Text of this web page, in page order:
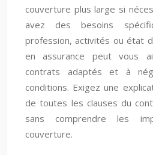
couverture plus large si
avez des besoins
profession, activités ou état
en assurance peut vous
contrats adaptés et à
conditions. Exigez une
de toutes les clauses du
sans comprendre les
couverture.